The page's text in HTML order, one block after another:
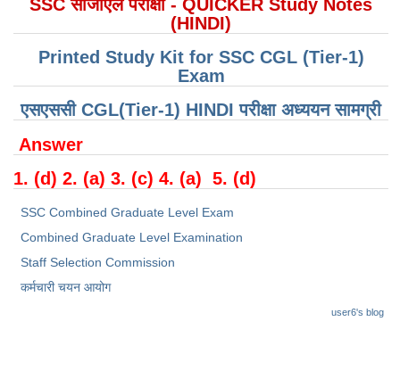
Stenographers Grade 'C&D'
SSC Constable (GD)
SSC Junior Engineers (J.E.)
Delhi Police Constables
CAPF / Delhi Police - SI (CPO)
SSC Exam Vacancies
SSC सीजीएल परीक्षा - QUICKER Study Notes
(HINDI)
Printed Study Kit for SSC CGL (Tier-1)
Exam
एसएससी CGL(Tier-1) HINDI परीक्षा ​​अध्ययन सामग्री
Answer
1. (d) 2. (a) 3. (c) 4. (a) 5. (d)
SSC Combined Graduate Level Exam
Combined Graduate Level Examination
Staff Selection Commission
कर्मचारी चयन आयोग
user6's blog